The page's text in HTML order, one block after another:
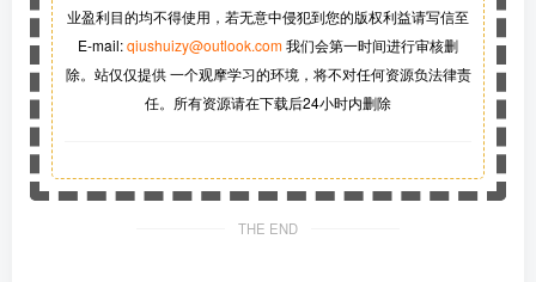
业盈利目的均不得使用，若无意中侵犯到您的版权利益请写信至
E-mail:qiushuizy@outlook.com我们会第一时间进行审核删
除。站仅仅提供 一个观摩学习的环境，将不对任何资源负法律责
任。所有资源请在下载后24小时内删除
THE END